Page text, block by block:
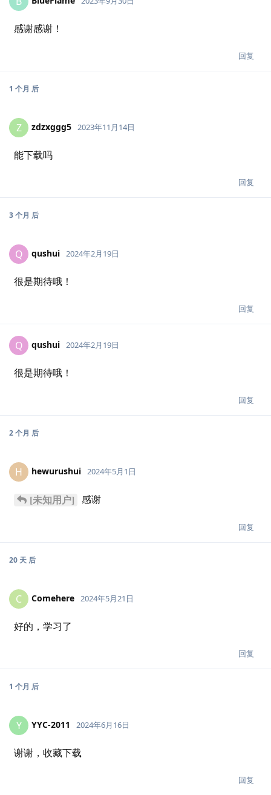
感谢感谢！
回复
1 个月 后
Z zdzxggg5 2023年11月14日
能下载吗
回复
3 个月 后
Q qushui 2024年2月19日
很是期待哦！
回复
Q qushui 2024年2月19日
很是期待哦！
回复
2 个月 后
H hewurushui 2024年5月1日
[未知用户] 感谢
回复
20 天后
C Comehere 2024年5月21日
好的，学习了
回复
1 个月 后
Y YYC-2011 2024年6月16日
谢谢，收藏下载
回复